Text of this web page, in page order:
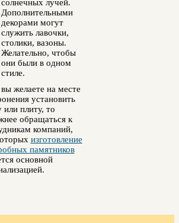
солнечных лучей.
Дополнительными
декорами могут
служить лавочки,
столики, вазоны.
Желательно, чтобы
они были в одном
стиле.
желаете на месте
установить
или плиту, то
обращаться к
компаний,
изготовление
памятников
основной